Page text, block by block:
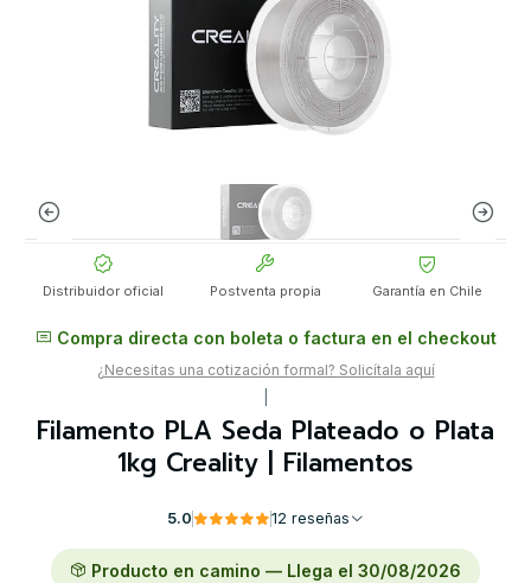
Distribuidor oficial Postventa propia Garantía en Chile
Compra directa con boleta o factura en el checkout
¿Necesitas una cotización formal? Solicítala aquí
Filamento PLA Seda Plateado o Plata
1kg Creality | Filamentos
5.0 12 reseñas
Producto en camino — Llega el 30/08/2026